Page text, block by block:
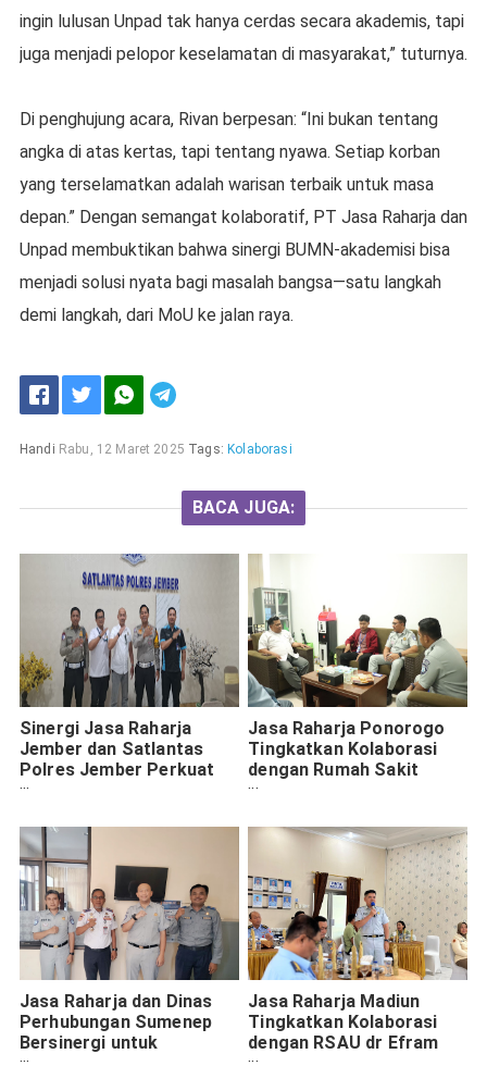
ingin lulusan Unpad tak hanya cerdas secara akademis, tapi
juga menjadi pelopor keselamatan di masyarakat,” tuturnya.
Di penghujung acara, Rivan berpesan: “Ini bukan tentang
angka di atas kertas, tapi tentang nyawa. Setiap korban
yang terselamatkan adalah warisan terbaik untuk masa
depan.” Dengan semangat kolaboratif, PT Jasa Raharja dan
Unpad membuktikan bahwa sinergi BUMN-akademisi bisa
menjadi solusi nyata bagi masalah bangsa—satu langkah
demi langkah, dari MoU ke jalan raya.
Handi Rabu, 12 Maret 2025 Tags: Kolaborasi
BACA JUGA:
Sinergi Jasa Raharja
Jember dan Satlantas
Polres Jember Perkuat
Upaya Pencegahan
Jasa Raharja Ponorogo
Tingkatkan Kolaborasi
dengan Rumah Sakit
untuk Pelayanan Korban
Jasa Raharja dan Dinas
Perhubungan Sumenep
Bersinergi untuk
Keselamatan Penumpang
Jasa Raharja Madiun
Tingkatkan Kolaborasi
dengan RSAU dr Efram
Harsana Lanud Iswahjudi